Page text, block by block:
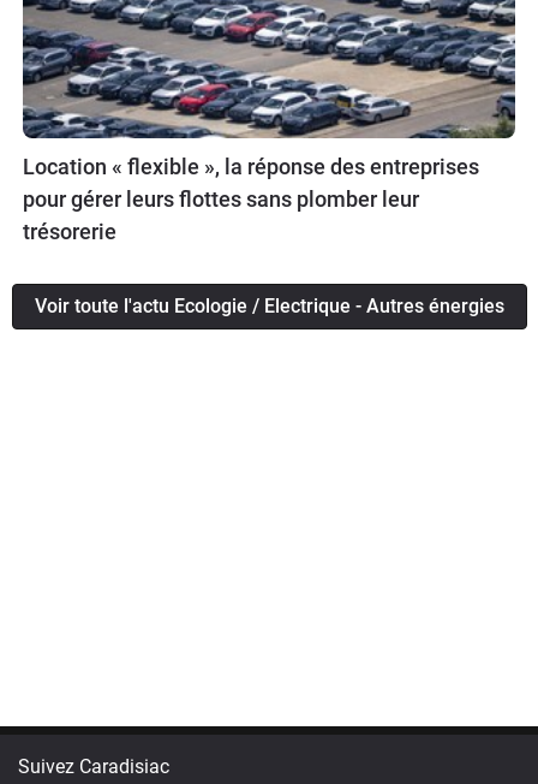
Location « flexible », la réponse des entreprises
pour gérer leurs flottes sans plomber leur
trésorerie
Voir toute l'actu Ecologie / Electrique - Autres énergies
Suivez Caradisiac